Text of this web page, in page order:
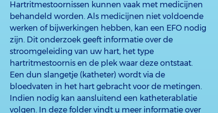
Hartritmestoornissen kunnen vaak met medicijnen
behandeld worden. Als medicijnen niet voldoende
werken of bijwerkingen hebben, kan een EFO nodig
zijn. Dit onderzoek geeft informatie over de
stroomgeleiding van uw hart, het type
hartritmestoornis en de plek waar deze ontstaat.
Een dun slangetje (katheter) wordt via de
bloedvaten in het hart gebracht voor de metingen.
Indien nodig kan aansluitend een katheterablatie
volgen. In deze folder vindt u meer informatie over